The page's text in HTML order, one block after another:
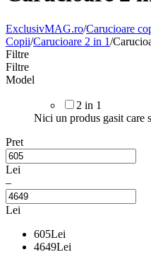
ExclusivMAG.ro/Carucioare
Copii/Carucioare 2 in 1/
Filtre
Filtre
Model
2 in 1
Nici un produs gasit care
Pret
Lei
–
Lei
605Lei
4649Lei